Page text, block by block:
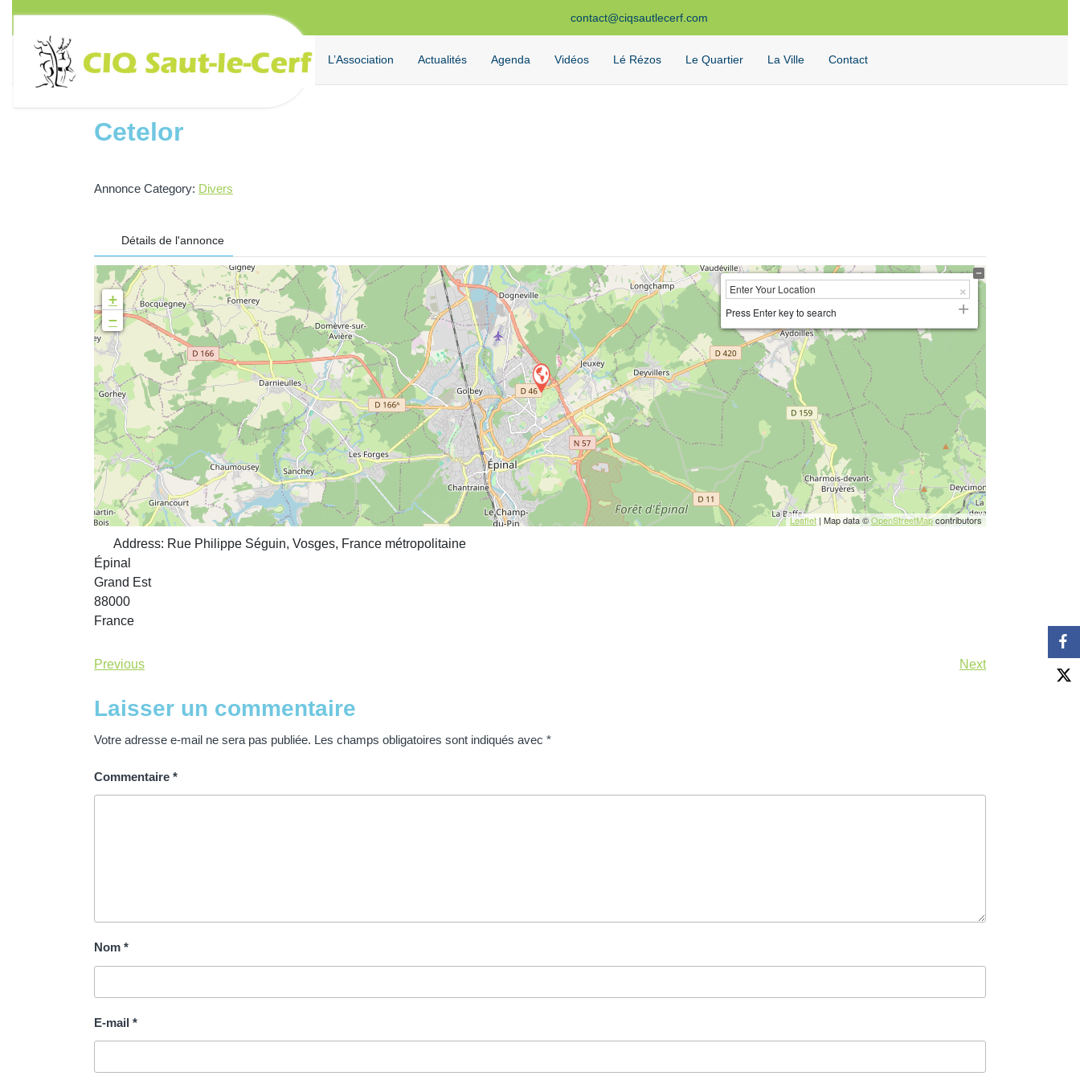
contenu
contact@ciqsautlecerf.com
L’Association Actualités Agenda Vidéos Lé Rézos Le Quartier La Ville Contact
Cetelor
Annonce Category: Divers
Détails de l'annonce
+
−
Press Enter key to search
Leaflet | Map data ©OpenStreetMapcontributors
Address: Rue Philippe Séguin, Vosges, France métropolitaine
Épinal
Grand Est
88000
France
Previous Next
Laisser un commentaire
Votre adresse e-mail ne sera pas publiée. Les champs obligatoires sont indiqués avec *
Commentaire *
Nom *
E-mail *